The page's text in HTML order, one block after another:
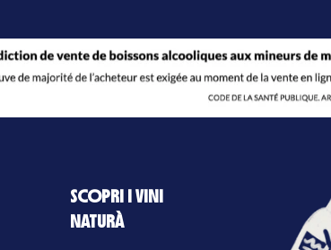
SCOPRI I VINI
NATURÀ